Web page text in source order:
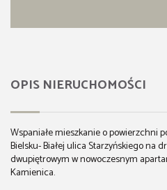
OPIS NIERUCHOMOŚCI
Wspaniałe mieszkanie o powierzchni
Bielsku- Białej ulica Starzyńskiego na
dwupiętrowym w nowoczesnym
Kamienica.